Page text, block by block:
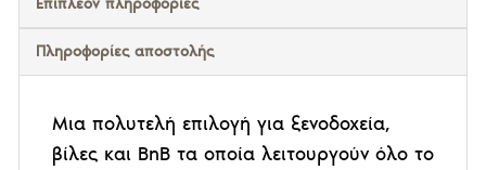
Επιπλέον πληροφορίες
Πληροφορίες αποστολής
Μια πολυτελή επιλογή για ξενοδοχεία,
βίλες και ΒnB τα οποία λειτουργούν όλο το